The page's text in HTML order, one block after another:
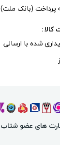
پرداخت (بانک ملت)
شده با ارسالی
های عضو شتاب